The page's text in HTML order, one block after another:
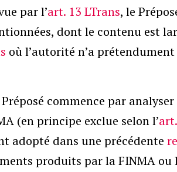
par l’art. 13 LTrans, le
dont le contenu est
où l’autorité n’a
commence par
(en principe exclue selon l’
adopté dans une précédente
produits par la FINMA ou